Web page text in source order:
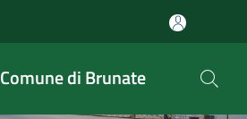
Comune di Brunate